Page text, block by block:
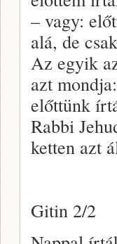
– vagy:
alá, de
Az egyik
azt
előttünk
Rabbi
ketten azt
Gitin 2/2